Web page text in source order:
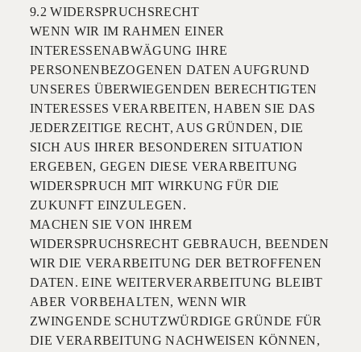
9.2 WIDERSPRUCHSRECHT
WENN WIR IM RAHMEN EINER
INTERESSENABWÄGUNG IHRE
PERSONENBEZOGENEN DATEN AUFGRUND
UNSERES ÜBERWIEGENDEN BERECHTIGTEN
INTERESSES VERARBEITEN, HABEN SIE DAS
JEDERZEITIGE RECHT, AUS GRÜNDEN, DIE
SICH AUS IHRER BESONDEREN SITUATION
ERGEBEN, GEGEN DIESE VERARBEITUNG
WIDERSPRUCH MIT WIRKUNG FÜR DIE
ZUKUNFT EINZULEGEN.
MACHEN SIE VON IHREM
WIDERSPRUCHSRECHT GEBRAUCH, BEENDEN
WIR DIE VERARBEITUNG DER BETROFFENEN
DATEN. EINE WEITERVERARBEITUNG BLEIBT
ABER VORBEHALTEN, WENN WIR
ZWINGENDE SCHUTZWÜRDIGE GRÜNDE FÜR
DIE VERARBEITUNG NACHWEISEN KÖNNEN,